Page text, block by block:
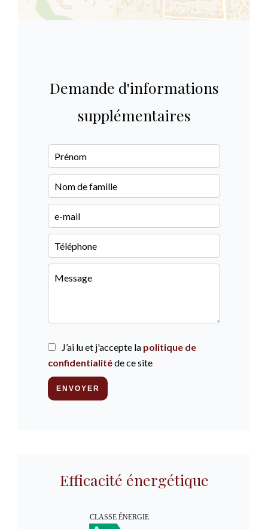
Demande d'informations
supplémentaires
J’ai lu et j'accepte la politique de
confidentialitéde ce site
ENVOYER
Efficacité énergétique